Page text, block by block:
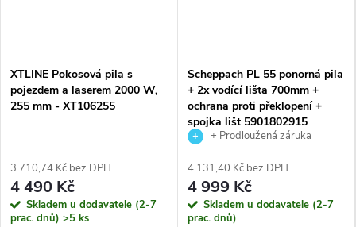
XTLINE Pokosová pila s
pojezdem a laserem 2000 W,
255 mm - XT106255
3 710,74 Kč bez DPH
4 490 Kč
Skladem u dodavatele (2-7
prac. dnů) >5 ks
Scheppach PL 55 ponorná pila
+ 2x vodící lišta 700mm +
ochrana proti překlopení +
spojka lišt 5901802915
+ Prodloužená záruka
4 131,40 Kč bez DPH
4 999 Kč
Skladem u dodavatele (2-7
prac. dnů)